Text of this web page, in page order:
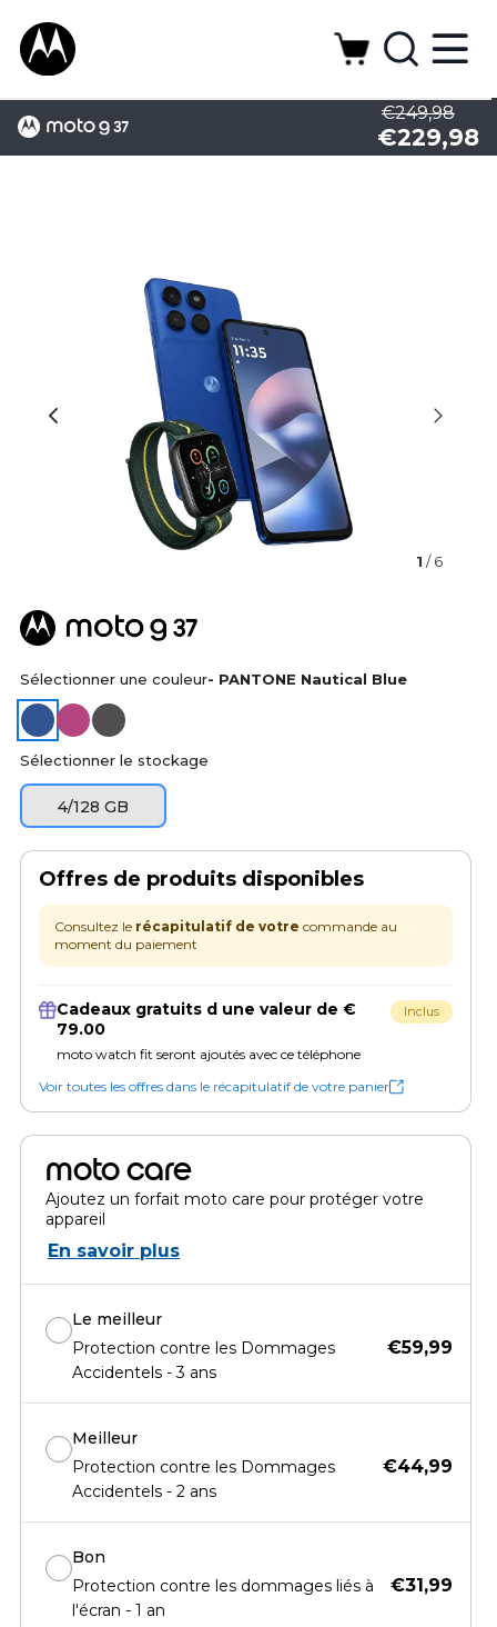
€249,98
€229,98
1 / 6
Sélectionner une couleur- PANTONE Nautical Blue
Sélectionner le stockage
4/128 GB
Offres de produits disponibles
Consultez le récapitulatif de votre commande au
moment du paiement
Cadeaux gratuits d une valeur de €
79.00
moto watch fit seront ajoutés avec ce téléphone
Inclus
Voir toutes les offres dans le récapitulatif de votre panier
moto care
Ajoutez un forfait moto care pour protéger votre
appareil
En savoir plus
Le meilleur
Protection contre les Dommages
Accidentels - 3 ans
€59,99
Meilleur
Protection contre les Dommages
Accidentels - 2 ans
€44,99
Bon
Protection contre les dommages liés à
l'écran - 1 an
€31,99